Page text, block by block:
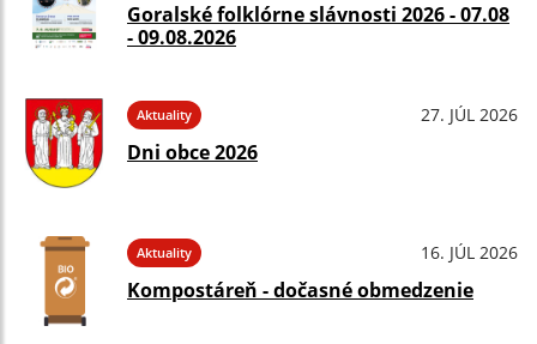
Goralské folklórne slávnosti 2026 - 07.08
- 09.08.2026
Aktuality 27. JÚL 2026
Dni obce 2026
Aktuality 16. JÚL 2026
Kompostáreň - dočasné obmedzenie